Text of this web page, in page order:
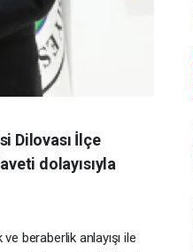
Dilovası İlçe
dolayısıyla
beraberlik anlayışı ile